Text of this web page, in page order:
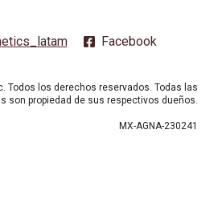
Facebook
Todos los derechos reservados. Todas las
son propiedad de sus respectivos dueños.
MX-AGNA-230241